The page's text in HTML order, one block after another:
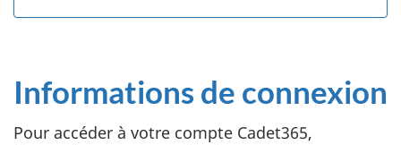
Informations de connexion
Pour accéder à votre compte Cadet365,